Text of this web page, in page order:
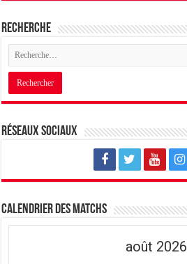
Recherche
Réseaux sociaux
Calendrier des matchs
août 2026